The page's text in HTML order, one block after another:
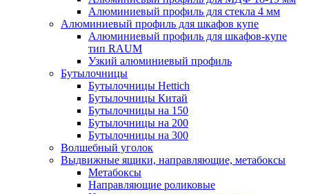
Алюминиевый профиль для стекла 4 мм
Алюминиевый профиль для шкафов купе
Алюминиевый профиль для шкафов-купе
тип RAUM
Узкий алюминиевый профиль
Бутылочницы
Бутылочницы Hettich
Бутылочницы Китай
Бутылочницы на 150
Бутылочницы на 200
Бутылочницы на 300
Волшебный уголок
Выдвижные ящики, направляющие, метабоксы
Метабоксы
Направляющие роликовые